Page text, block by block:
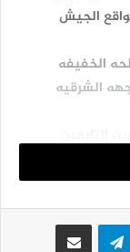
الجيش
الخفيفه
الشرقيه
الشعبيه.
والمخدره
تيلقرام مشاركة عبر البريد